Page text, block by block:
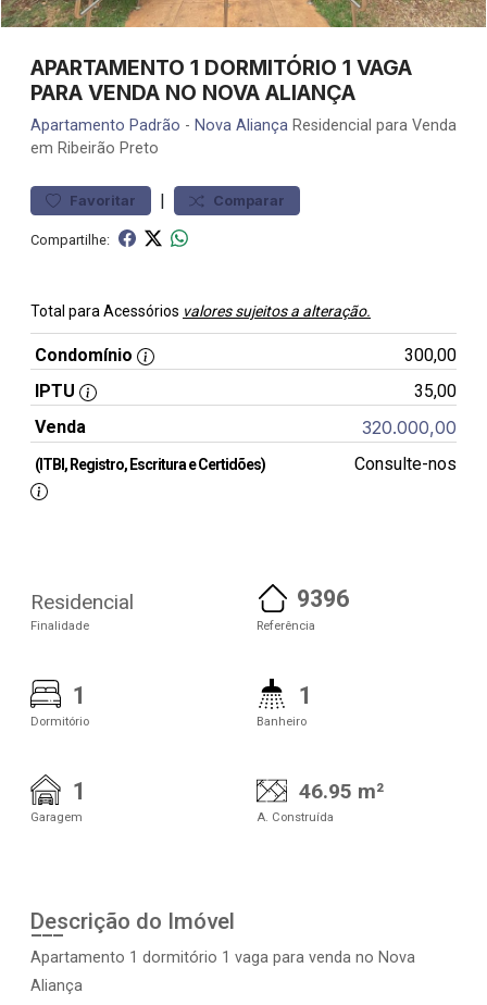
APARTAMENTO 1 DORMITÓRIO 1 VAGA
PARA VENDA NO NOVA ALIANÇA
Apartamento Padrão - Nova Aliança Residencial para Venda
em Ribeirão Preto
Favoritar | Comparar
Compartilhe:
Total para Acessórios valores sujeitos a alteração.
Condomínio
300,00
IPTU
35,00
Venda
320.000,00
(ITBI, Registro, Escritura e Certidões) Consulte-nos
Residencial
Finalidade
9396
Referência
1
Dormitório
1
Banheiro
1
Garagem
46.95 m²
A. Construída
Descrição do Imóvel
Apartamento 1 dormitório 1 vaga para venda no Nova
Aliança